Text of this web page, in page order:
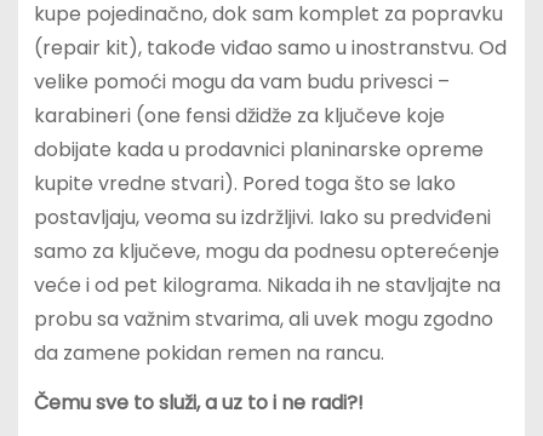
kupe pojedinačno, dok sam komplet za popravku
(repair kit), takođe viđao samo u inostranstvu. Od
velike pomoći mogu da vam budu privesci –
karabineri (one fensi džidže za ključeve koje
dobijate kada u prodavnici planinarske opreme
kupite vredne stvari). Pored toga što se lako
postavljaju, veoma su izdržljivi. Iako su predviđeni
samo za ključeve, mogu da podnesu opterećenje
veće i od pet kilograma. Nikada ih ne stavljajte na
probu sa važnim stvarima, ali uvek mogu zgodno
da zamene pokidan remen na rancu.
Čemu sve to služi, a uz to i ne radi?!